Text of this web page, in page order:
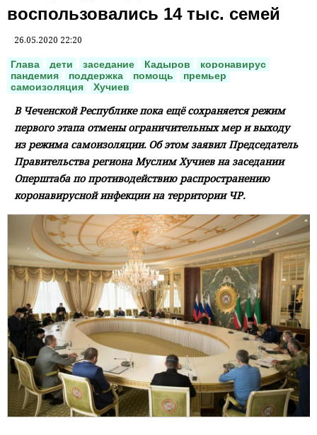
воспользовались 14 тыс. семей
26.05.2020 22:20
Глава дети заседание Кадыров
коронавирус
пандемия
поддержка помощь
премьер
самоизоляция
Хучиев
В Чеченской Республике пока ещё сохраняется режим
первого этапа отмены ограничительных мер и выходу
из режима самоизоляции. Об этом заявил Председатель
Правительства региона Муслим Хучиев на заседании
Оперштаба по противодействию распространению
коронавирусной инфекции на территории ЧР.